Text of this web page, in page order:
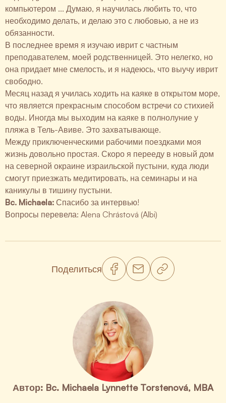
компьютером ... Думаю, я научилась любить то, что
необходимо делать, и делаю это с любовью, а не из
обязанности.
В последнее время я изучаю иврит с частным
преподавателем, моей родственницей. Это нелегко, но
она придает мне смелость, и я надеюсь, что выучу иврит
свободно.
Месяц назад я училась ходить на каяке в открытом море,
что является прекрасным способом встречи со стихией
воды. Иногда мы выходим на каяке в полнолуние у
пляжа в Тель-Авиве. Это захватывающе.
Между приключенческими рабочими поездками моя
жизнь довольно простая. Скоро я перееду в новый дом
на северной окраине израильской пустыни, куда люди
смогут приезжать медитировать, на семинары и на
каникулы в тишину пустыни.
Bc. Michaela: Спасибо за интервью!
Вопросы перевела: Alena Chrástová (Albi)
Поделиться
Автор: Bc. Michaela Lynnette Torstenová, MBA